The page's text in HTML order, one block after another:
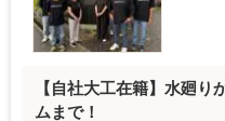
【自社大工在籍】水廻
ムまで！